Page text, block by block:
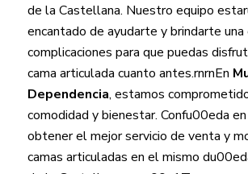
de la Castellana. Nuestro equipo
encantado de ayudarte y brindarte una
complicaciones para que puedas
cama articulada cuanto antes.rnrnEn
Dependencia, estamos
comodidad y bienestar. Confu00eda
obtener el mejor servicio de venta y
camas articuladas en el mismo